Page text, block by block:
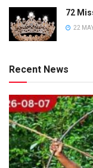
72
22
Recent News